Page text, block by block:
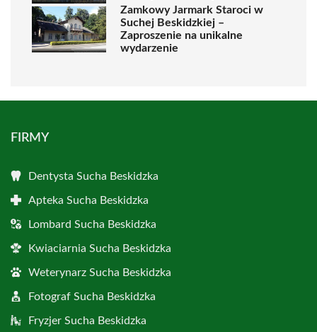
Zamkowy Jarmark Staroci w
Suchej Beskidzkiej –
Zaproszenie na unikalne
wydarzenie
FIRMY
Dentysta Sucha Beskidzka
Apteka Sucha Beskidzka
Lombard Sucha Beskidzka
Kwiaciarnia Sucha Beskidzka
Weterynarz Sucha Beskidzka
Fotograf Sucha Beskidzka
Fryzjer Sucha Beskidzka